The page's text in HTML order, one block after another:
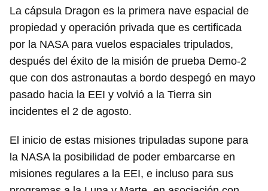
La cápsula Dragon es la primera nave espacial de
propiedad y operación privada que es certificada
por la NASA para vuelos espaciales tripulados,
después del éxito de la misión de prueba Demo-2
que con dos astronautas a bordo despegó en mayo
pasado hacia la EEI y volvió a la Tierra sin
incidentes el 2 de agosto.
El inicio de estas misiones tripuladas supone para
la NASA la posibilidad de poder embarcarse en
misiones regulares a la EEI, e incluso para sus